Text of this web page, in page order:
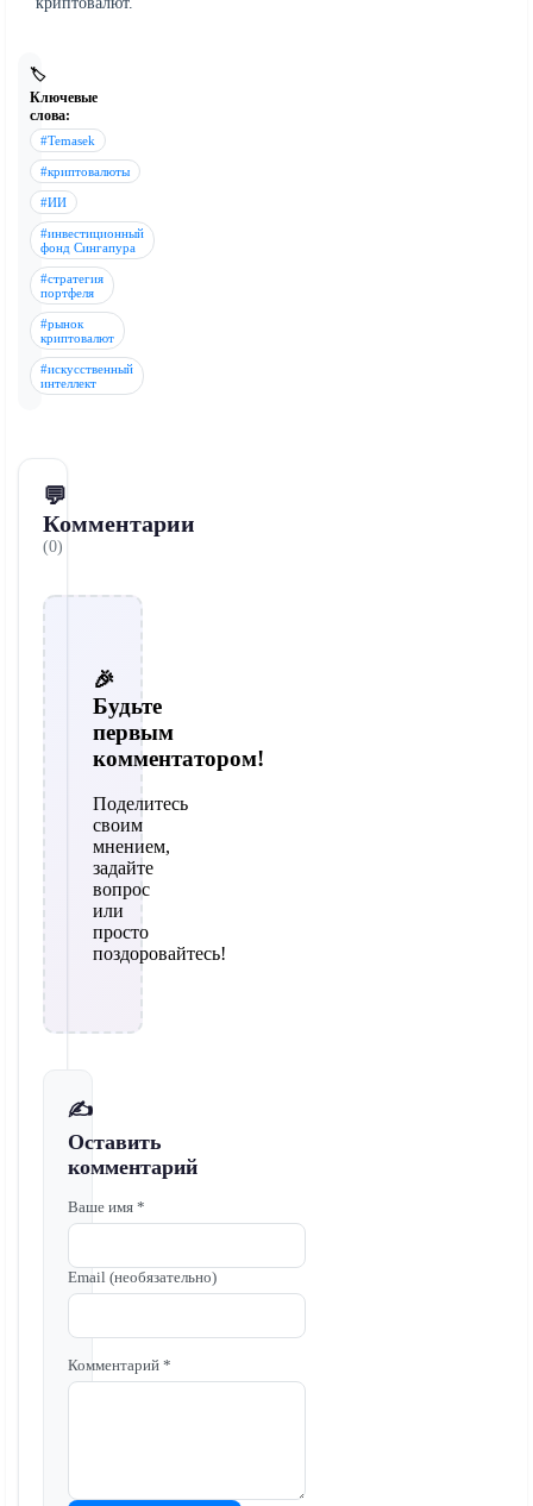
🏷️
Ключевые
слова:
#Temasek
#криптовалюты
#ИИ
#инвестиционный
фонд Сингапура
#стратегия
портфеля
#рынок
криптовалют
#искусственный
интеллект
💬
Комментарии
(0)
🎉
Будьте
первым
комментатором!
Поделитесь
своим
мнением,
задайте
вопрос
или
просто
поздоровайтесь!
✍️
Оставить
комментарий
Ваше имя *
Email (необязательно)
Комментарий *